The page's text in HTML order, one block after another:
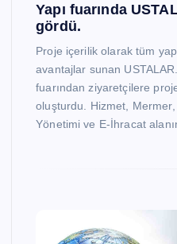
Yapı fuarında
gördü.
Proje içerilik olarak tüm
avantajlar sunan
fuarından ziyaretçilere
oluşturdu. Hizmet,
Yönetimi ve E-İhracat